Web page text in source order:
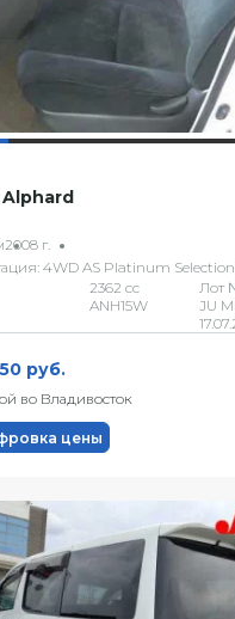
2008 г.
4WD AS Platinum
2362 сс
ANH15W
Лот
JU
руб.
во Владивосток
цены